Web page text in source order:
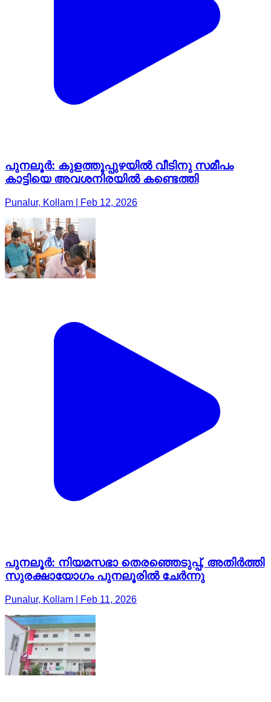
പുനലൂർ: കുളത്തൂപ്പുഴയിൽ വീടിനു സമീപം
കാട്ടിയെ അവശനിരയിൽ കണ്ടെത്തി
Punalur, Kollam | Feb 12, 2026
പുനലൂർ: നിയമസഭാ തെരഞ്ഞെടുപ്പ്, അതിർത്തി
സുരക്ഷായോഗം പുനലൂരിൽ ചേർന്നു
Punalur, Kollam | Feb 11, 2026